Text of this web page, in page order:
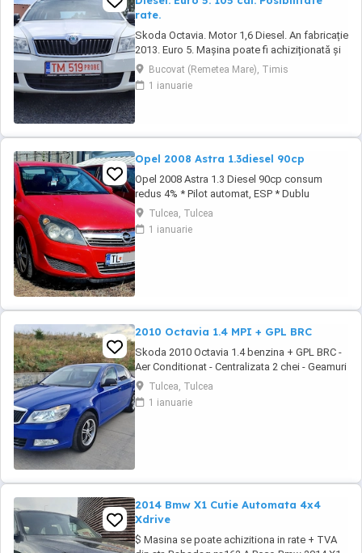
rate.
Skoda Octavia. Motor 1,6 Diesel. An fabricație
2013. Euro 5. Mașina poate fi achiziționată și
în rate. Tel : 0729927037. Dotări: Aer
condiționat. Geamuri electrice. Oglinzi
electrice. Radio CD. Închidere centralizată.
Bucovat (Remetea Mare), Timis
1 ianuarie
Opel 2008 Astra 1.3diesel 90cp
Opel 2008 Astra 1.3 Diesel 90cp consum
redus 4% * Pilot automat, ESP * Dublu
Climatronic * Geamuri electrice * Oglinzile
electrice * Servodirectie, ABS * Radio CD
original * Computer de bord * Senzori de
Tulcea, Tulcea
1 ianuarie
2010 Octavia 1.4 MPI + GPL BRC
Skoda 2010 Octavia 1.4 benzina + GPL BRC -
Aer Conditionat - Centralizata 2 chei - Geamuri
electrice - Oglinzile electrice - Computer de
bord - Jante din aliaj usor - Folii omologate
RAR - Proiectoare de ceata - RCD original +
Tulcea, Tulcea
1 ianuarie
2014 Bmw X1 Cutie Automata 4x4
Xdrive
$ Masina se poate achizitiona in rate + TVA